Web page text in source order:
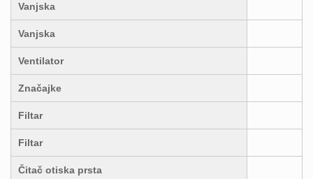
Vanjska
Vanjska
Ventilator
Značajke
Filtar
Filtar
Čitač otiska prsta